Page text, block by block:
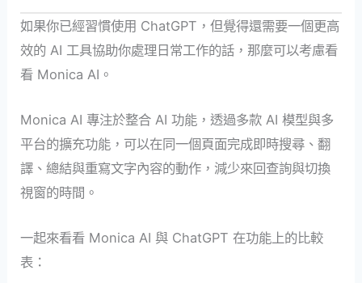
如果你已經習慣使用 ChatGPT，但覺得還需要一個更高
效的 AI 工具協助你處理日常工作的話，那麼可以考慮看
看 Monica AI。
Monica AI 專注於整合 AI 功能，透過多款 AI 模型與多
平台的擴充功能，可以在同一個頁面完成即時搜尋、翻
譯、總結與重寫文字內容的動作，減少來回查詢與切換
視窗的時間。
一起來看看 Monica AI 與 ChatGPT 在功能上的比較
表：